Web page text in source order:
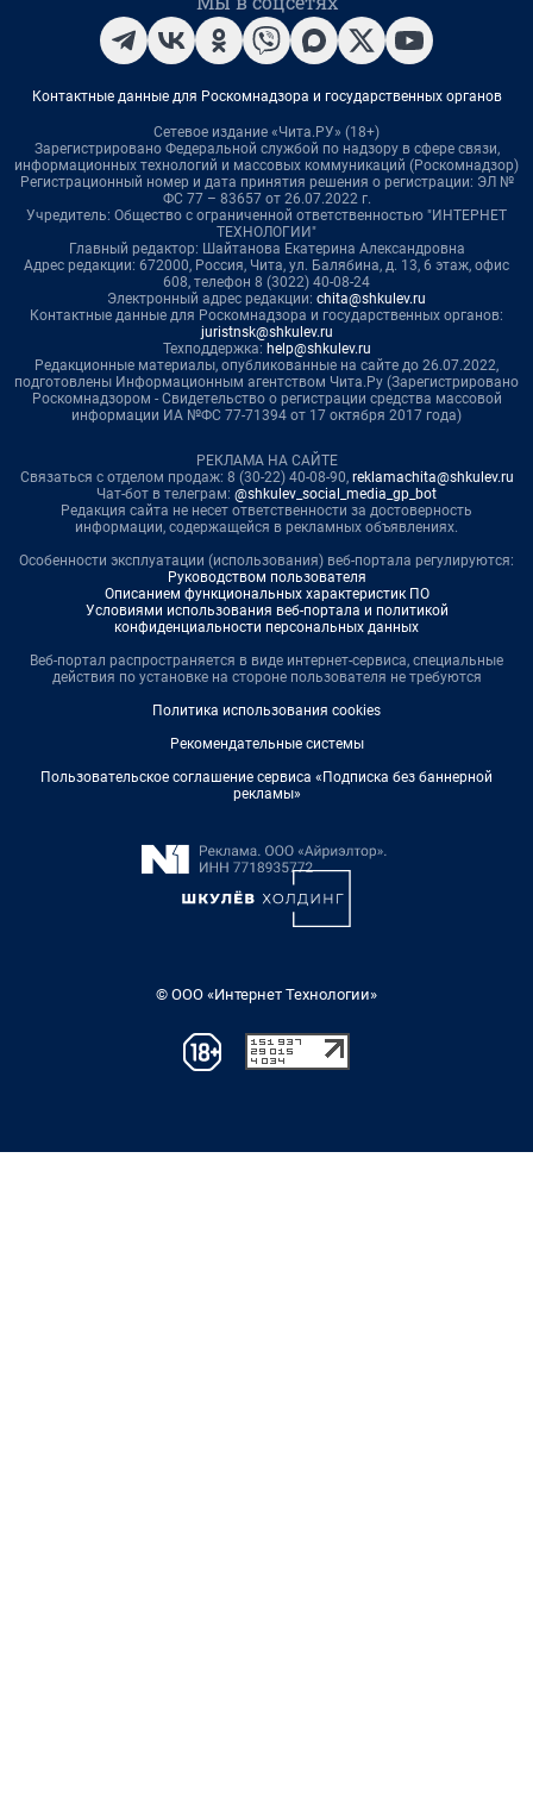
Контактные данные для Роскомнадзора и государственных органов
Сетевое издание «Чита.РУ» (18+)
Зарегистрировано Федеральной службой по надзору в сфере связи,
информационных технологий и массовых коммуникаций (Роскомнадзор)
Регистрационный номер и дата принятия решения о регистрации: ЭЛ №
ФС 77 – 83657 от 26.07.2022 г.
Учредитель: Общество с ограниченной ответственностью "ИНТЕРНЕТ
ТЕХНОЛОГИИ"
Главный редактор: Шайтанова Екатерина Александровна
Адрес редакции: 672000, Россия, Чита, ул. Балябина, д. 13, 6 этаж, офис
608, телефон 8 (3022) 40-08-24
Электронный адрес редакции: chita@shkulev.ru
Контактные данные для Роскомнадзора и государственных органов:
juristnsk@shkulev.ru
Техподдержка: help@shkulev.ru
Редакционные материалы, опубликованные на сайте до 26.07.2022,
подготовлены Информационным агентством Чита.Ру (Зарегистрировано
Роскомнадзором - Свидетельство о регистрации средства массовой
информации ИА №ФС 77-71394 от 17 октября 2017 года)
РЕКЛАМА НА САЙТЕ
Связаться с отделом продаж: 8 (30-22) 40-08-90, reklamachita@shkulev.ru
Чат-бот в телеграм: @shkulev_social_media_gp_bot
Редакция сайта не несет ответственности за достоверность
информации, содержащейся в рекламных объявлениях.
Особенности эксплуатации (использования) веб-портала регулируются:
Руководством пользователя
Описанием функциональных характеристик ПО
Условиями использования веб-портала и политикой
конфиденциальности персональных данных
Веб-портал распространяется в виде интернет-сервиса, специальные
действия по установке на стороне пользователя не требуются
Политика использования cookies
Рекомендательные системы
Пользовательское соглашение сервиса «Подписка без баннерной
рекламы»
© ООО «Интернет Технологии»